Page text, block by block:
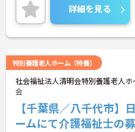
詳細を見る
特別養護老人ホーム（特養）
社会福祉法人清明会特別養護老人ホ
会
【千葉県／八千代市
ームにて介護福祉士の